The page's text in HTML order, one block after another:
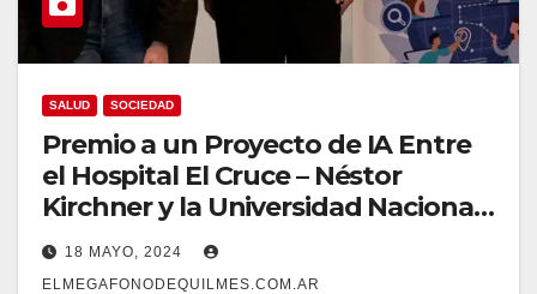
SALUD SOCIEDAD
Premio a un Proyecto de IA Entre
el Hospital El Cruce – Néstor
Kirchner y la Universidad Nacional
del Centro
18 MAYO, 2024
ELMEGAFONODEQUILMES.COM.AR